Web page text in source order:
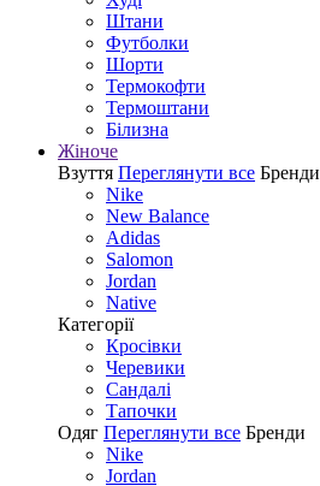
Штани
Футболки
Шорти
Термокофти
Термоштани
Білизна
Жіноче
Взуття Переглянути все Бренди
Nike
New Balance
Adidas
Salomon
Jordan
Native
Категорії
Кросівки
Черевики
Сандалі
Tапочки
Одяг Переглянути все Бренди
Nike
Jordan